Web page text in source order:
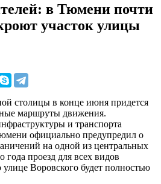
в Тюмени почти
участок улицы
столицы в конце июня придется
маршруты движения.
и транспорта
официально предупредил о
на одной из центральных
проезд для всех видов
Воровского будет полностью